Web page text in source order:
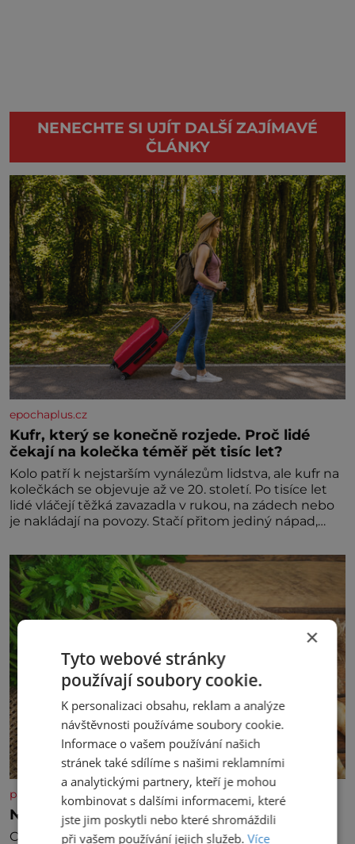
NENECHTE SI UJÍT DALŠÍ ZAJÍMAVÉ
ČLÁNKY
epochaplus.cz
Kufr, který se konečně rozjede. Proč lidé
čekají na kolečka téměř pět tisíc let?
Kolo patří k nejstarším vynálezům lidstva, ale kufr na
kolečkách se objevuje až ve 20. století. Po tisíce let
lidé vláčejí těžká zavazadla v rukou, na zádech nebo
je nakládají na povozy. Stačí přitom jediný nápad,
dlouho nedostane. Až jednou se na letišti ozve věta,
která změní
panidomu.cz
Nezapomínejte na petržel
Obsahuje totiž spoustu zdraví prospěšných látek, a
×
Tyto webové stránky
používají soubory cookie.
K personalizaci obsahu, reklam a analýze
návštěvnosti používáme soubory cookie.
Informace o vašem používání našich
stránek také sdílíme s našimi reklamními
a analytickými partnery, kteří je mohou
kombinovat s dalšími informacemi, které
jste jim poskytli nebo které shromáždili
při vašem používání jejich služeb.Více